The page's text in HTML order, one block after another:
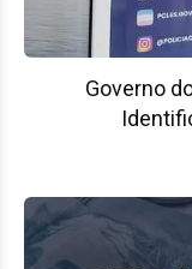
Governo